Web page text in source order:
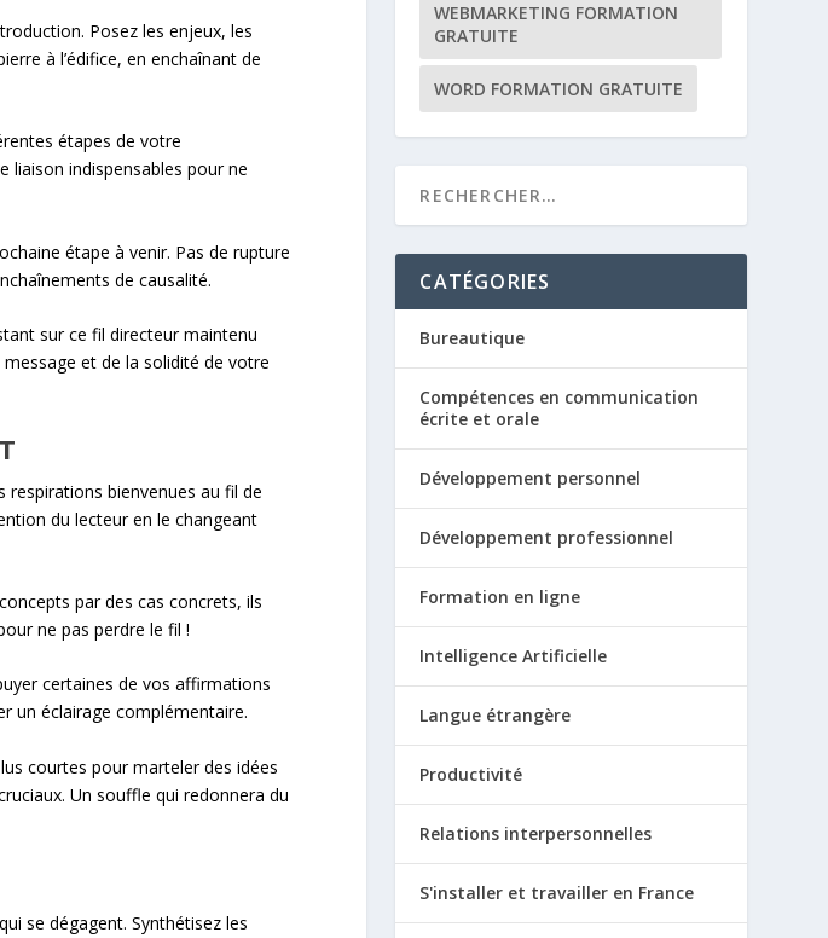
Posez les enjeux, les
à l’édifice, en enchaînant de
étapes de votre
liaison indispensables pour ne
étape à venir. Pas de rupture
de causalité.
sur ce fil directeur maintenu
et de la solidité de votre
bienvenues au fil de
du lecteur en le changeant
par des cas concrets, ils
ne pas perdre le fil !
certaines de vos affirmations
un éclairage complémentaire.
courtes pour marteler des idées
Un souffle qui redonnera du
se dégagent. Synthétisez les
WEBMARKETING FORMATION
GRATUITE
WORD FORMATION GRATUITE
CATÉGORIES
Bureautique
Compétences en communication
écrite et orale
Développement personnel
Développement professionnel
Formation en ligne
Intelligence Artificielle
Langue étrangère
Productivité
Relations interpersonnelles
S'installer et travailler en France